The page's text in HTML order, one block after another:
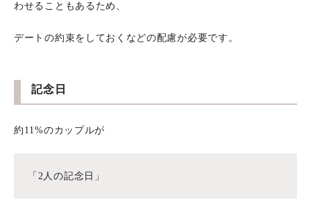
わせることもあるため、
デートの約束をしておくなどの配慮が必要です。
記念日
約11%のカップルが
「2人の記念日」